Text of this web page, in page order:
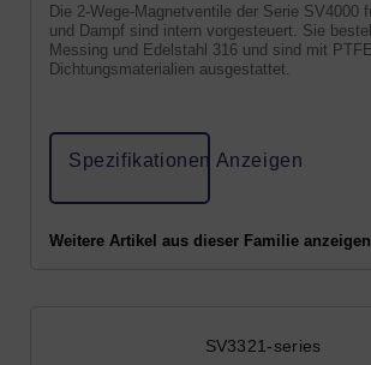
Die 2-Wege-Magnetventile der Serie SV4000
und Dampf sind intern vorgesteuert. Sie
Messing und Edelstahl 316 und sind mit
Dichtungsmaterialien ausgestattet.
Spezifikationen Anzeigen
Weitere Artikel aus dieser Familie
SV3321-series